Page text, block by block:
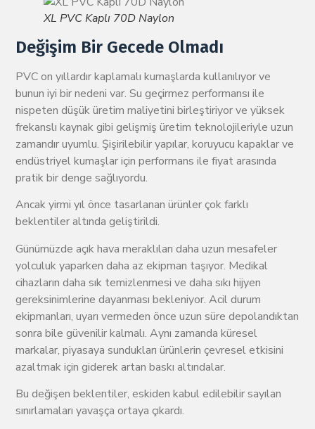
XL PVC Kaplı 70D Naylon
Değişim Bir Gecede Olmadı
PVC on yıllardır kaplamalı kumaşlarda kullanılıyor ve
bunun iyi bir nedeni var. Su geçirmez performansı ile
nispeten düşük üretim maliyetini birleştiriyor ve yüksek
frekanslı kaynak gibi gelişmiş üretim teknolojileriyle uzun
zamandır uyumlu. Şişirilebilir yapılar, koruyucu kapaklar ve
endüstriyel kumaşlar için performans ile fiyat arasında
pratik bir denge sağlıyordu.
Ancak yirmi yıl önce tasarlanan ürünler çok farklı
beklentiler altında geliştirildi.
Günümüzde açık hava meraklıları daha uzun mesafeler
yolculuk yaparken daha az ekipman taşıyor. Medikal
cihazların daha sık temizlenmesi ve daha sıkı hijyen
gereksinimlerine dayanması bekleniyor. Acil durum
ekipmanları, uyarı vermeden önce uzun süre depolandıktan
sonra bile güvenilir kalmalı. Aynı zamanda küresel
markalar, piyasaya sundukları ürünlerin çevresel etkisini
azaltmak için giderek artan baskı altındalar.
Bu değişen beklentiler, eskiden kabul edilebilir sayılan
sınırlamaları yavaşça ortaya çıkardı.